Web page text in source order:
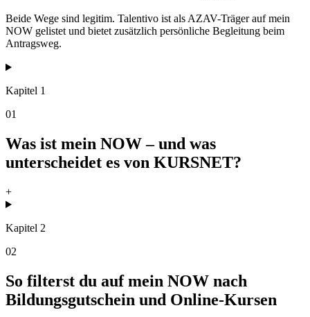
Beide Wege sind legitim. Talentivo ist als AZAV-Träger auf mein
NOW gelistet und bietet zusätzlich persönliche Begleitung beim
Antragsweg.
Kapitel 1
01
Was ist mein NOW – und was
unterscheidet es von KURSNET?
+
Kapitel 2
02
So filterst du auf mein NOW nach
Bildungsgutschein und Online-Kursen